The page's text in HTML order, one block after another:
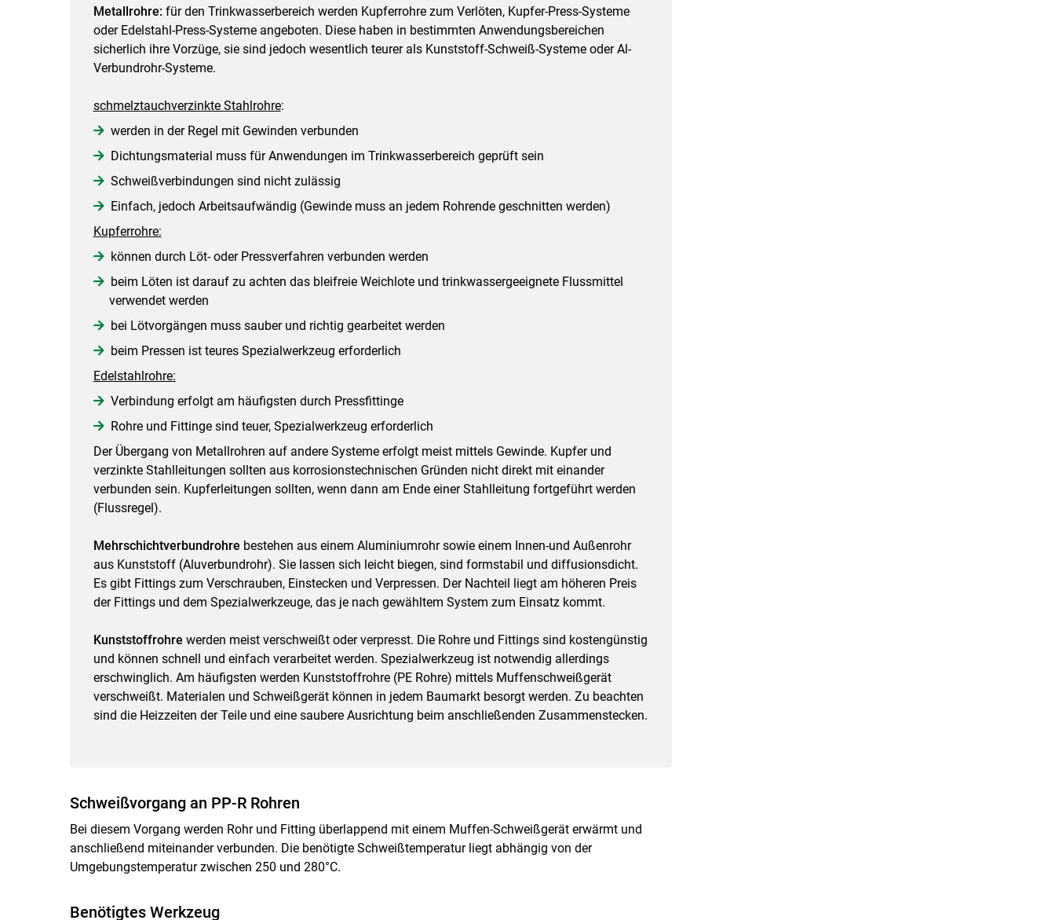
Metallrohre: für den Trinkwasserbereich werden Kupferrohre zum Verlöten, Kupfer-Press-Systeme
oder Edelstahl-Press-Systeme angeboten. Diese haben in bestimmten Anwendungsbereichen
sicherlich ihre Vorzüge, sie sind jedoch wesentlich teurer als Kunststoff-Schweiß-Systeme oder Al-
Verbundrohr-Systeme.
schmelztauchverzinkte Stahlrohre:
werden in der Regel mit Gewinden verbunden
Dichtungsmaterial muss für Anwendungen im Trinkwasserbereich geprüft sein
Schweißverbindungen sind nicht zulässig
Einfach, jedoch Arbeitsaufwändig (Gewinde muss an jedem Rohrende geschnitten werden)
Kupferrohre:
können durch Löt- oder Pressverfahren verbunden werden
beim Löten ist darauf zu achten das bleifreie Weichlote und trinkwassergeeignete Flussmittel
verwendet werden
bei Lötvorgängen muss sauber und richtig gearbeitet werden
beim Pressen ist teures Spezialwerkzeug erforderlich
Edelstahlrohre:
Verbindung erfolgt am häufigsten durch Pressfittinge
Rohre und Fittinge sind teuer, Spezialwerkzeug erforderlich
Der Übergang von Metallrohren auf andere Systeme erfolgt meist mittels Gewinde. Kupfer und
verzinkte Stahlleitungen sollten aus korrosionstechnischen Gründen nicht direkt mit einander
verbunden sein. Kupferleitungen sollten, wenn dann am Ende einer Stahlleitung fortgeführt werden
(Flussregel).
Mehrschichtverbundrohre bestehen aus einem Aluminiumrohr sowie einem Innen-und Außenrohr
aus Kunststoff (Aluverbundrohr). Sie lassen sich leicht biegen, sind formstabil und diffusionsdicht.
Es gibt Fittings zum Verschrauben, Einstecken und Verpressen. Der Nachteil liegt am höheren Preis
der Fittings und dem Spezialwerkzeuge, das je nach gewähltem System zum Einsatz kommt.
Kunststoffrohre werden meist verschweißt oder verpresst. Die Rohre und Fittings sind kostengünstig
und können schnell und einfach verarbeitet werden. Spezialwerkzeug ist notwendig allerdings
erschwinglich. Am häufigsten werden Kunststoffrohre (PE Rohre) mittels Muffenschweißgerät
verschweißt. Materialen und Schweißgerät können in jedem Baumarkt besorgt werden. Zu beachten
sind die Heizzeiten der Teile und eine saubere Ausrichtung beim anschließenden Zusammenstecken.
Schweißvorgang an PP-R Rohren
Bei diesem Vorgang werden Rohr und Fitting überlappend mit einem Muffen-Schweißgerät erwärmt und
anschließend miteinander verbunden. Die benötigte Schweißtemperatur liegt abhängig von der
Umgebungstemperatur zwischen 250 und 280°C.
Benötigtes Werkzeug